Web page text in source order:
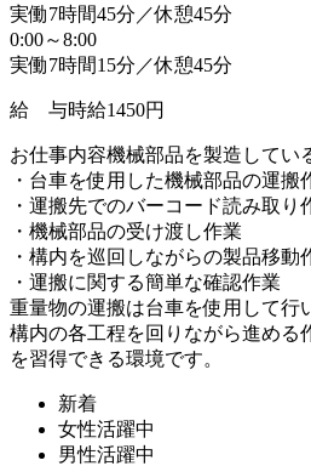
実働7時間45分／休憩45分
0:00～8:00
実働7時間15分／休憩45分
給 与時給1450円
お仕事内容機械部品を製造してい
・台車を使用した機械部品の運搬
・運搬先でのバーコード読み取り
・機械部品の受け渡し作業
・構内を巡回しながらの製品移動
・運搬に関する簡単な確認作業
重量物の運搬は台車を使用して行
構内の各工程を回りながら進める
を習得できる環境です。
新着
女性活躍中
男性活躍中